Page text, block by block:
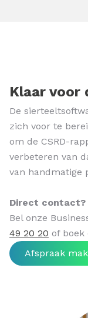
Klaar voor
De
zich voor te
om de CSRD-
verbeteren van
van handmatige
Direct contact?
Bel onze
49 20 20 of boek
Afspraak